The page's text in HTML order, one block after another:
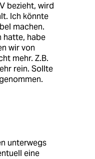
bezieht, wird
Ich könnte
machen.
hatte, habe
wir von
mehr. Z.B.
rein. Sollte
unterwegs
eine